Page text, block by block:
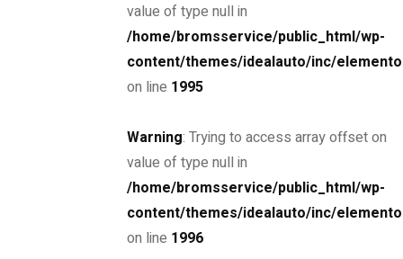
value of type null in
/home/bromsservice/public_html/wp-
content/themes/idealauto/inc/
on line 1995
Warning: Trying to access array offset on
value of type null in
/home/bromsservice/public_html/wp-
content/themes/idealauto/inc/
on line 1996
Reparation av lastbilar, släp &
Välkommen till Umeå Bromsservice – din
Bromsservice är en dedikerad serviceverkstad i Umeå
specialiserad på lastbilar, släp och trailers. Med ett team
av erfarna och kvalificerade mekaniker, erbjuder vi en
omfattande uppsättning av tjänster – från rutinmässigt
underhåll och service till komplexa reparationer....